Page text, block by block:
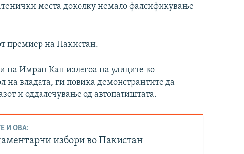
места доколку немало фалсификување
премиер на Пакистан.
на Имран Кан излегоа на улиците во
на владата, ги повика демонстрантите да
и оддалечување од автопатиштата.
И ОВА:
избори во Пакистан